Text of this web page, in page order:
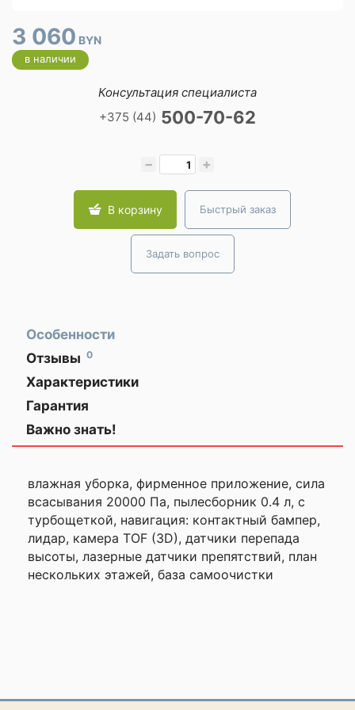
3 060 BYN
в наличии
Консультация специалиста
+375 (44) 500-70-62
− +
В корзину Быстрый заказ
Задать вопрос
Особенности
Отзывы 0
Характеристики
Гарантия
Важно знать!
ГАДЖЕТЫ
ЗАРАНЕЕ!
Не
✅ Компактный дизайн
Сверхкомпактная базовая станция
высотой 24,9 см
✅ Эстетичный внешний вид идеально
вписывается в домашнюю обстановку
✅ Премиальный дизайн
Система ProLeap™
влажная уборка, фирменное приложение, сила
всасывания 20000 Па, пылесборник 0.4 л, с
турбощеткой, навигация: контактный бампер,
лидар, камера TOF (3D), датчики перепада
высоты, лазерные датчики препятствий, план
нескольких этажей, база самоочистки
Оставить
отзыв
Ваша
Ваше
имя